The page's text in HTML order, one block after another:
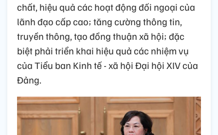
chất, hiệu quả các hoạt động đối ngoại của
lãnh đạo cấp cao; tăng cường thông tin,
truyền thông, tạo đồng thuận xã hội; đặc
biệt phải triển khai hiệu quả các nhiệm vụ
của Tiểu ban Kinh tế - xã hội Đại hội XIV của
Đảng.